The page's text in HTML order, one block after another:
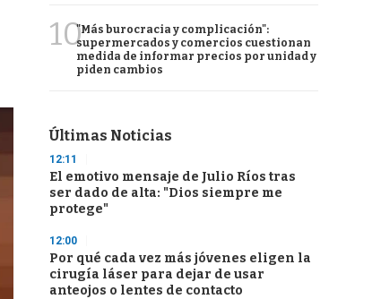
10"Más burocracia y complicación":
supermercados y comercios cuestionan
medida de informar precios por unidad y
piden cambios
Últimas Noticias
12:11
El emotivo mensaje de Julio Ríos tras
ser dado de alta: "Dios siempre me
protege"
12:00
Por qué cada vez más jóvenes eligen la
cirugía láser para dejar de usar
anteojos o lentes de contacto